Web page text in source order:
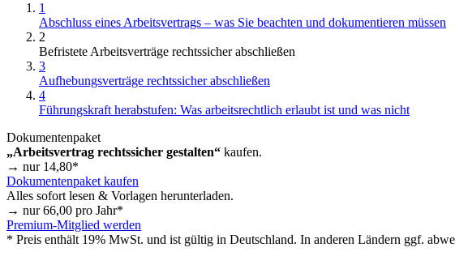
1
Abschluss eines Arbeitsvertrags – was Sie beachten und dokumentieren müssen
2
Befristete Arbeitsverträge rechtssicher abschließen
3
Aufhebungsverträge rechtssicher abschließen
4
Führungskraft herabstufen: Was arbeitsrechtlich erlaubt ist und was nicht
Dokumentenpaket
„Arbeitsvertrag rechtssicher gestalten“ kaufen.
→ nur 14,80*
Dokumentenpaket kaufen
Alles sofort lesen & Vorlagen herunterladen.
→ nur66,00 pro Jahr*
Premium-Mitglied werden
* Preis enthält 19% MwSt. und ist gültig in Deutschland. In anderen Ländern ggf.